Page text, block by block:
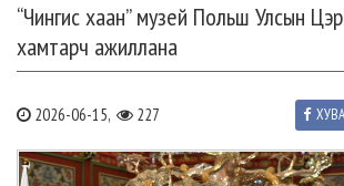
“Чингис хаан” музей Польш Улсын
хамтарч ажиллана
2026-06-15, 227